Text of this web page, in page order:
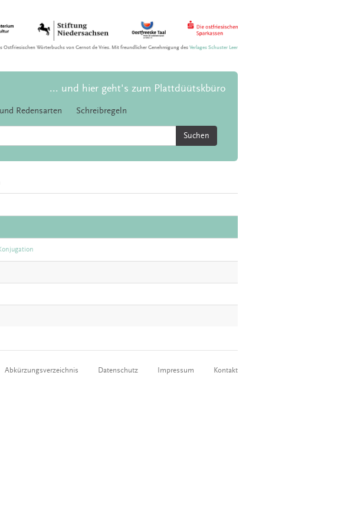
Ostfriesischen Wörterbuchs von Gernot de Vries. Mit freundlicher Genehmigung desVerlages Schuster Leer
... und hier geht's zum Plattdüütskbüro
Redensarten Schreibregeln
Suchen
Abkürzungsverzeichnis Datenschutz Impressum Kontakt